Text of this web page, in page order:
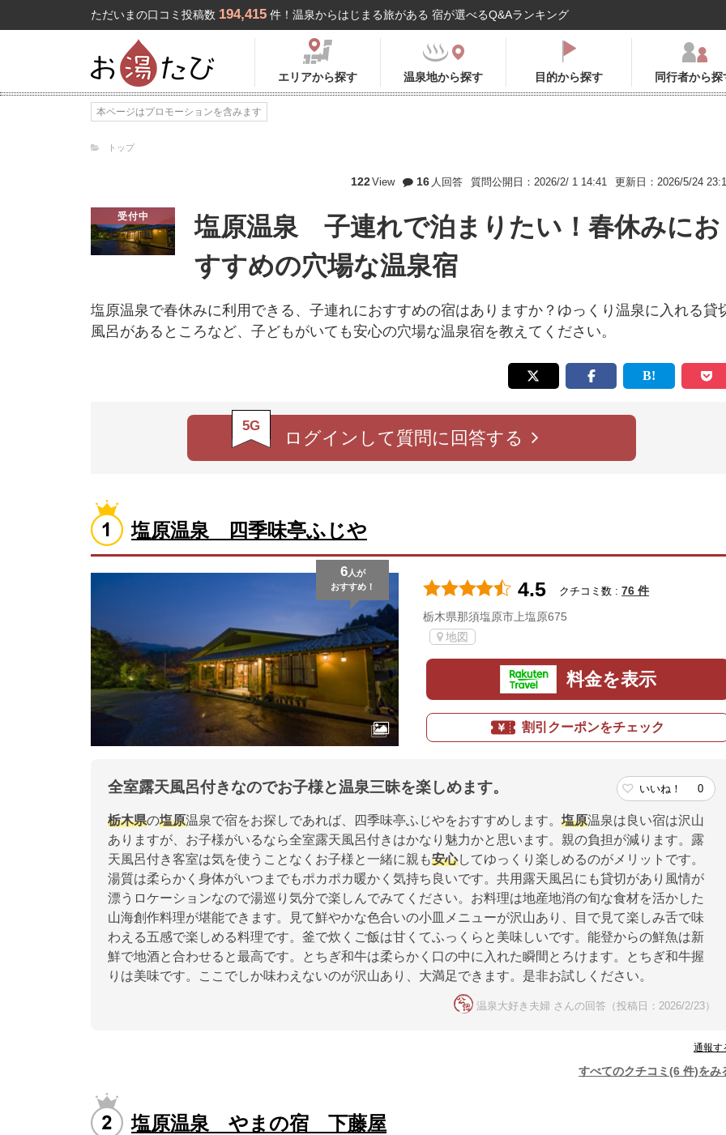
ただいまの口コミ投稿数 194,415 件！温泉からはじまる旅がある 宿が選べるQ&Aランキング
エリアから探す 温泉地から探す 目的から探す 同行者から探
本ページはプロモーションを含みます
トップ
122View 16 人回答 質問公開日：2026/2/ 1 14:41 更新日：2026/5/24
受付中
塩原温泉 子連れで泊まりたい！春休みにお
すすめの穴場な温泉宿
塩原温泉で春休みに利用できる、子連れにおすすめの宿はありますか？ゆっくり温泉に入れる貸
風呂があるところなど、子どもがいても安心の穴場な温泉宿を教えてください。
5G
ログインして質問に回答する
塩原温泉 四季味亭ふじや
6人が
おすすめ！
4.5 クチコミ数 : 76 件
栃木県那須塩原市上塩原675
地図
料金を表示
割引クーポンをチェック
全室露天風呂付きなのでお子様と温泉三昧を楽しめます。 いいね！ 0
栃木県の塩原温泉で宿をお探しであれば、四季味亭ふじやをおすすめします。 塩原温泉は良い宿は沢山
ありますが、お子様がいるなら全室露天風呂付きはかなり魅力かと思います。親の負担が減ります。露
天風呂付き客室は気を使うことなくお子様と一緒に親も安心してゆっくり楽しめるのがメリットです。
湯質は柔らかく身体がいつまでもポカポカ暖かく気持ち良いです。共用露天風呂にも貸切があり風情が
漂うロケーションなので湯巡り気分で楽しんでみてください。お料理は地産地消の旬な食材を活かした
山海創作料理が堪能できます。見て鮮やかな色合いの小皿メニューが沢山あり、目で見て楽しみ舌で味
わえる五感で楽しめる料理です。釜で炊くご飯は甘くてふっくらと美味しいです。能登からの鮮魚は新
鮮で地酒と合わせると最高です。とちぎ和牛は柔らかく口の中に入れた瞬間とろけます。とちぎ和牛握
りは美味です。ここでしか味わえないのが沢山あり、大満足できます。是非お試しください。
温泉大好き夫婦 さんの回答（投稿日：2026/2/23）
通報す
すべてのクチコミ(6 件)をみ
塩原温泉 やまの宿 下藤屋